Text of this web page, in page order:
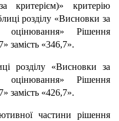
критерієм)» критерію
розділу «Висновки за
оцінювання» Рішення
замість «346,7».
розділу «Висновки за
оцінювання» Рішення
замість «426,7».
частини рішення